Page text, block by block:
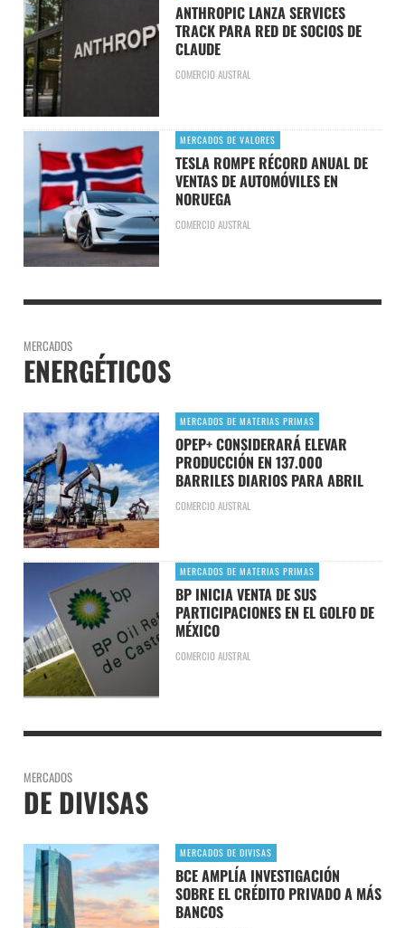
ANTHROPIC LANZA SERVICES
TRACK PARA RED DE SOCIOS DE
CLAUDE
COMERCIO AUSTRAL
MERCADOS DE VALORES
TESLA ROMPE RÉCORD ANUAL DE
VENTAS DE AUTOMÓVILES EN
NORUEGA
COMERCIO AUSTRAL
MERCADOS
ENERGÉTICOS
MERCADOS DE MATERIAS PRIMAS
OPEP+ CONSIDERARÁ ELEVAR
PRODUCCIÓN EN 137.000
BARRILES DIARIOS PARA ABRIL
COMERCIO AUSTRAL
MERCADOS DE MATERIAS PRIMAS
BP INICIA VENTA DE SUS
PARTICIPACIONES EN EL GOLFO DE
MÉXICO
COMERCIO AUSTRAL
MERCADOS
DE DIVISAS
MERCADOS DE DIVISAS
BCE AMPLÍA INVESTIGACIÓN
SOBRE EL CRÉDITO PRIVADO A MÁS
BANCOS